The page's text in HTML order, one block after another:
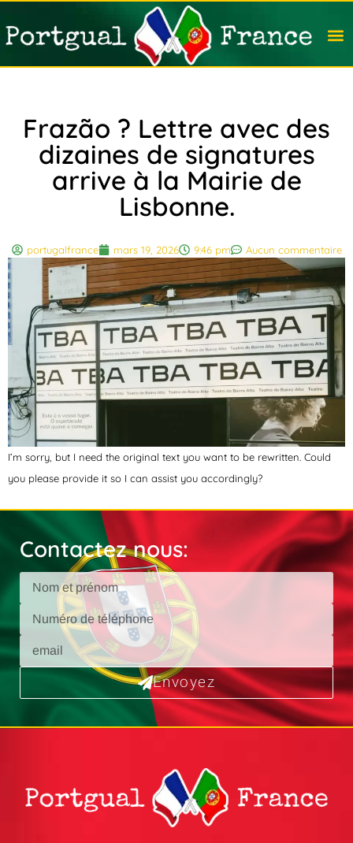
Frazão ? Lettre avec des
dizaines de signatures
arrive à la Mairie de
Lisbonne.
portugalfrance mars 19, 2026 9:46 pm Aucun commentaire
I’m sorry, but I need the original text you want to be rewritten. Could
you please provide it so I can assist you accordingly?
Contactez nous:
Envoyez